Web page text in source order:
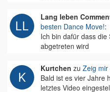
Lang leben
besten Dance Move!:
Ich bin dafür dass
abgetreten wird
Kurtchen zu Zeig mir
Bald ist es vier Jahre
letztes Video